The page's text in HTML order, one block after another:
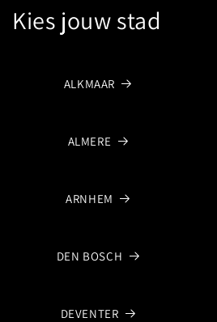
Kies jouw stad
ALKMAAR
ALMERE
ARNHEM
DEN BOSCH
DEVENTER